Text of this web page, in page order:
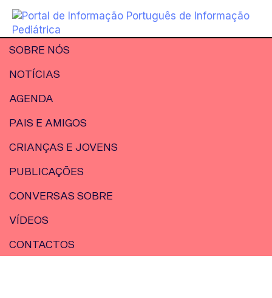
SOBRE NÓS
NOTÍCIAS
AGENDA
PAIS E AMIGOS
CRIANÇAS E JOVENS
PUBLICAÇÕES
CONVERSAS SOBRE
VÍDEOS
CONTACTOS